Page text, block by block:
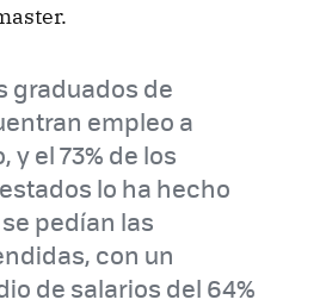
graduados de
empleo a
el 73% de los
lo ha hecho
pedían las
con un
de salarios del 64%